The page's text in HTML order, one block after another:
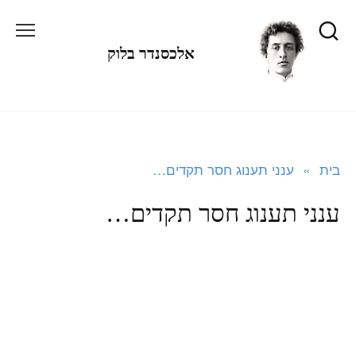
לתוכן
אלכסנדר בלוק
בית » ענני תענוג חסר תקדים…
ענני תענוג חסר תקדים…